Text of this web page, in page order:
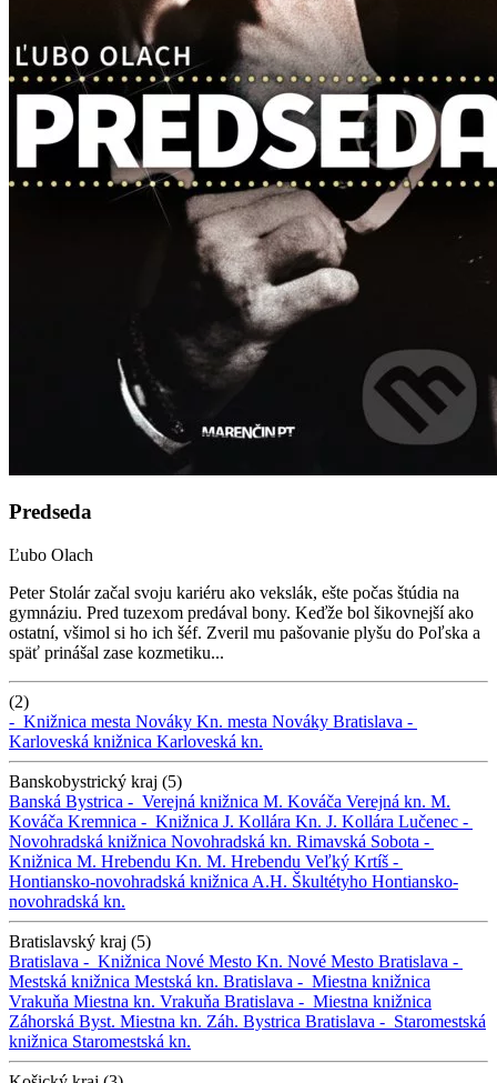
Predseda
Ľubo Olach
Peter Stolár začal svoju kariéru ako vekslák, ešte počas štúdia na
gymnáziu. Pred tuzexom predával bony. Keďže bol šikovnejší ako
ostatní, všimol si ho ich šéf. Zveril mu pašovanie plyšu do Poľska a
späť prinášal zase kozmetiku...
(2)
- Knižnica mesta Nováky Kn. mesta Nováky Bratislava -
Karloveská knižnica Karloveská kn.
Banskobystrický kraj (5)
Banská Bystrica - Verejná knižnica M. Kováča Verejná kn. M.
Kováča Kremnica - Knižnica J. Kollára Kn. J. Kollára Lučenec -
Novohradská knižnica Novohradská kn. Rimavská Sobota -
Knižnica M. Hrebendu Kn. M. Hrebendu Veľký Krtíš -
Hontiansko-novohradská knižnica A.H. Škultétyho Hontiansko-
novohradská kn.
Bratislavský kraj (5)
Bratislava - Knižnica Nové Mesto Kn. Nové Mesto Bratislava -
Mestská knižnica Mestská kn. Bratislava - Miestna knižnica
Vrakuňa Miestna kn. Vrakuňa Bratislava - Miestna knižnica
Záhorská Byst. Miestna kn. Záh. Bystrica Bratislava - Staromestská
knižnica Staromestská kn.